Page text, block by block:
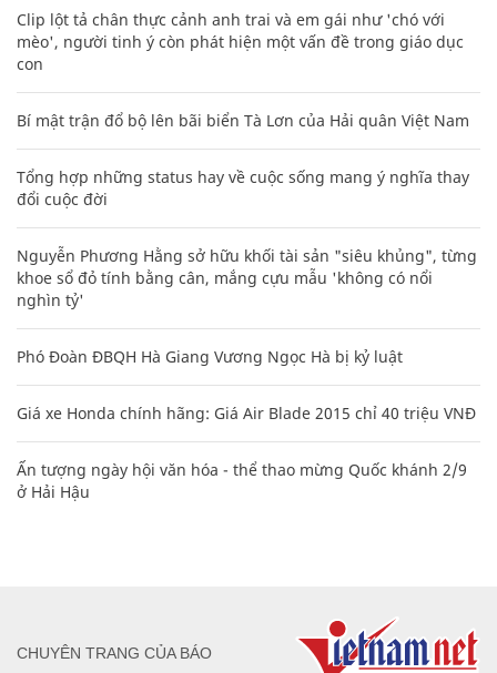
Clip lột tả chân thực cảnh anh trai và em gái như 'chó với
mèo', người tinh ý còn phát hiện một vấn đề trong giáo dục
con
Bí mật trận đổ bộ lên bãi biển Tà Lơn của Hải quân Việt Nam
Tổng hợp những status hay về cuộc sống mang ý nghĩa thay
đổi cuộc đời
Nguyễn Phương Hằng sở hữu khối tài sản "siêu khủng", từng
khoe sổ đỏ tính bằng cân, mắng cựu mẫu 'không có nổi
nghìn tỷ'
Phó Đoàn ĐBQH Hà Giang Vương Ngọc Hà bị kỷ luật
Giá xe Honda chính hãng: Giá Air Blade 2015 chỉ 40 triệu VNĐ
Ấn tượng ngày hội văn hóa - thể thao mừng Quốc khánh 2/9
ở Hải Hậu
CHUYÊN TRANG CỦA BÁO